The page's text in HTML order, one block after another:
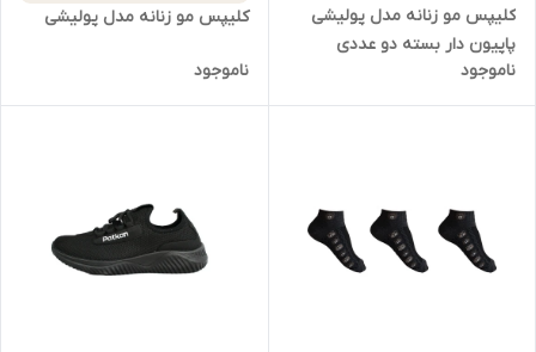
کلیپس مو زنانه مدل پولیشی
پاپیون دار بسته دو عددی
ناموجود
کلیپس مو زنانه مدل پولیشی
ناموجود